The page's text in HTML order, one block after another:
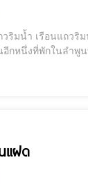
ร้อมอาหารเช้าสุดพิเศษ เดอะแกรนด์
อีกหนึ่งที่พักในลำพู
แฝด